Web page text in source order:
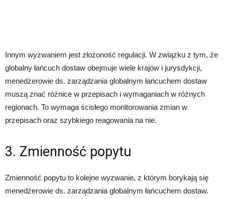
Innym wyzwaniem jest złożoność regulacji. W związku z tym, że
globalny łańcuch dostaw obejmuje wiele krajów i jurysdykcji,
menedżerowie ds. zarządzania globalnym łańcuchem dostaw
muszą znać różnice w przepisach i wymaganiach w różnych
regionach. To wymaga ścisłego monitorowania zmian w
przepisach oraz szybkiego reagowania na nie.
3. Zmienność popytu
Zmienność popytu to kolejne wyzwanie, z którym borykają się
menedżerowie ds. zarządzania globalnym łańcuchem dostaw.